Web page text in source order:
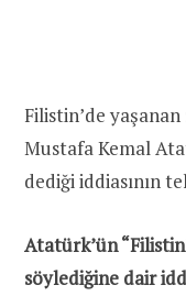
Filistin’de
Mustafa Kemal
dediği iddiasının
Atatürk’ün
söylediğine dair